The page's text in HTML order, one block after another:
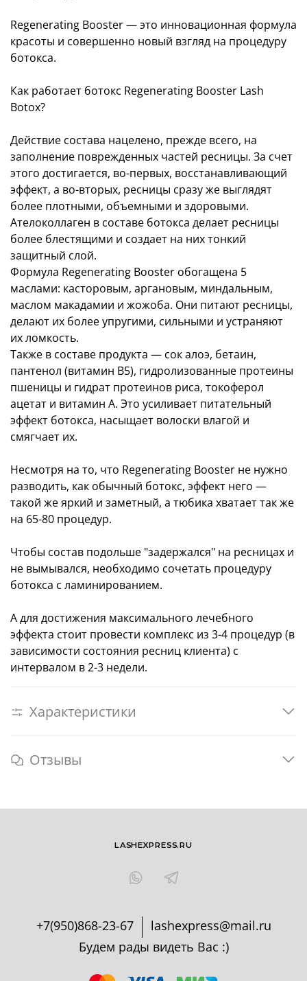
Regenerating Booster — это инновационная формула
красоты и совершенно новый взгляд на процедуру
ботокса.
Как работает ботокс Regenerating Booster Lash
Botox?
Действие состава нацелено, прежде всего, на
заполнение поврежденных частей ресницы. За счет
этого достигается, во-первых, восстанавливающий
эффект, а во-вторых, ресницы сразу же выглядят
более плотными, объемными и здоровыми.
Ателоколлаген в составе ботокса делает ресницы
более блестящими и создает на них тонкий
защитный слой.
Формула Regenerating Booster обогащена 5
маслами: касторовым, аргановым, миндальным,
маслом макадамии и жожоба. Они питают ресницы,
делают их более упругими, сильными и устраняют
их ломкость.
Также в составе продукта — сок алоэ, бетаин,
пантенол (витамин B5), гидролизованные протеины
пшеницы и гидрат протеинов риса, токоферол
ацетат и витамин A. Это усиливает питательный
эффект ботокса, насыщает волоски влагой и
смягчает их.
Несмотря на то, что Regenerating Booster не нужно
разводить, как обычный ботокс, эффект него —
такой же яркий и заметный, а тюбика хватает так же
на 65-80 процедур.
Чтобы состав подольше "задержался" на ресницах и
не вымывался, необходимо сочетать процедуру
ботокса с ламинированием.
А для достижения максимального лечебного
эффекта стоит провести комплекс из 3-4 процедур (в
зависимости состояния ресниц клиента) c
интервалом в 2-3 недели.
Характеристики
Отзывы
+7(950)868-23-67
lashexpress@mail.ru
Будем рады видеть Вас :)
LASHEXPRESS.RU